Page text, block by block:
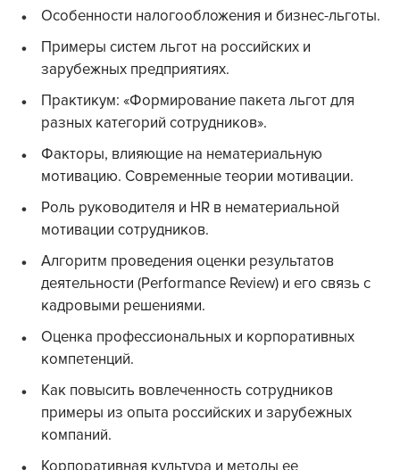
Особенности налогообложения и бизнес-льготы.
Примеры систем льгот на российских и
зарубежных предприятиях.
Практикум: «Формирование пакета льгот для
разных категорий сотрудников».
Факторы, влияющие на нематериальную
мотивацию. Современные теории мотивации.
Роль руководителя и HR в нематериальной
мотивации сотрудников.
Алгоритм проведения оценки результатов
деятельности (Performance Review) и его связь с
кадровыми решениями.
Оценка профессиональных и корпоративных
компетенций.
Как повысить вовлеченность сотрудников
примеры из опыта российских и зарубежных
компаний.